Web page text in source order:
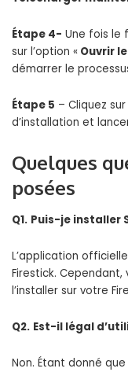
Étape 4- Une fois le
sur l’option « Ouvrir
démarrer le
Étape 5 – Cliquez sur
d’installation et
Quelques
posées
Q1. Puis-je installer
L’application
Firestick.
l’installer sur votre
Q2. Est-il légal
Non. Étant donné